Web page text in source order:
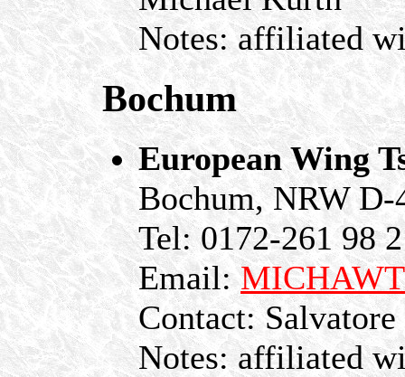
Notes: affiliated
Bochum
European Wing
Bochum, NRW D-
Tel: 0172-261 98
Email:
Contact:
Notes: affiliated